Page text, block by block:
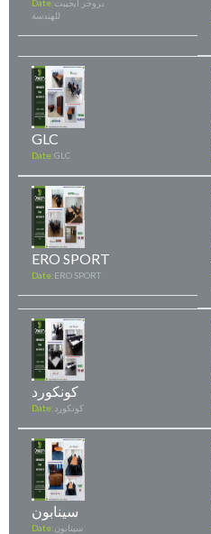
Date:بروجر ايجيبت
للهندسة
GLC
Date:GLC
ERO SPORT
Date:ERO SPORT
كونكورد
Date: كونكورد
سينابون
Date:سينابون